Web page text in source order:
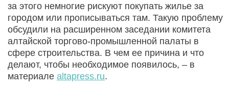
за этого немногие рискуют покупать жилье за
городом или прописываться там. Такую проблему
обсудили на расширенном заседании комитета
алтайской торгово-промышленной палаты в
сфере строительства. В чем ее причина и что
делают, чтобы необходимое появилось, – в
материале altapress.ru.